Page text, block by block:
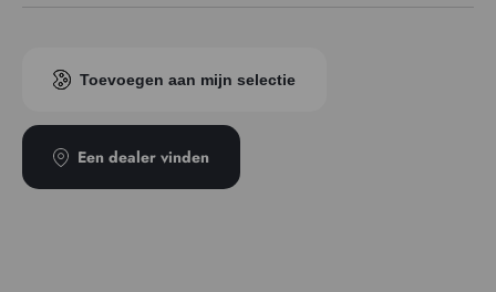
Transparantie
2
Toevoegen aan mijn selectie
Een dealer vinden